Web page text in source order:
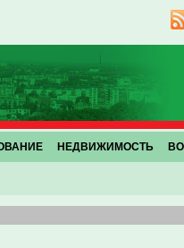
НЕДВИЖИМОСТЬ